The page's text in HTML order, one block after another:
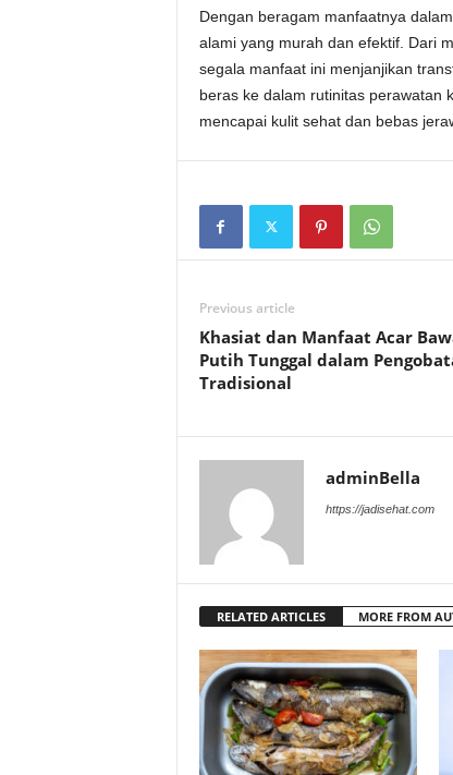
Dengan beragam manfaatnya
alami yang murah dan efektif. Dari
segala manfaat ini menjanjikan
beras ke dalam rutinitas perawatan
mencapai kulit sehat dan bebas
Previous article
Khasiat dan Manfaat Acar
Putih Tunggal dalam
Tradisional
adminBella
https://jadisehat.com
RELATED ARTICLES MORE FROM